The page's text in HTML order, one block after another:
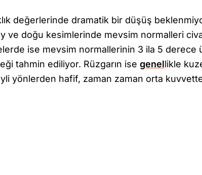
değerlerinde dramatik bir düşüş
ve doğu kesimlerinde mevsim normalleri
ise mevsim normallerinin 3 ila 5 derece
tahmin ediliyor. Rüzgarın ise genellikle
yönlerden hafif, zaman zaman orta